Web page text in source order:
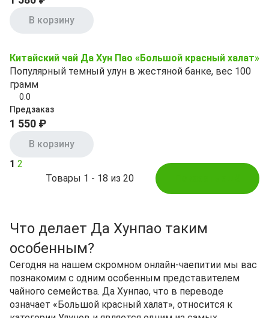
В корзину
Китайский чай Да Хун Пао «Большой красный халат»
Популярный темный улун в жестяной банке, вес 100
грамм
0.0
Предзаказ
1 550 ₽
В корзину
Товары 1 - 18 из 20
1 2
Что делает Да Хунпао таким
особенным?
Сегодня на нашем скромном онлайн-чаепитии мы вас
познакомим с одним особенным представителем
чайного семейства. Да Хунпао, что в переводе
означает «Большой красный халат», относится к